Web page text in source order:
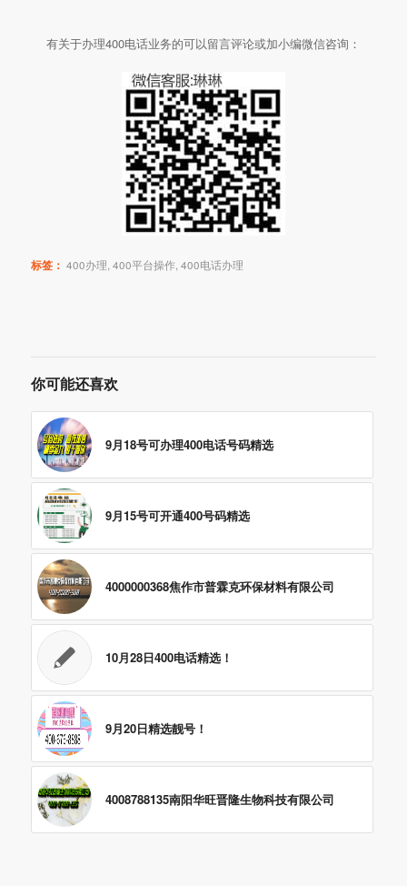
有关于办理400电话业务的可以留言评论或加小编微信咨询：
标签： 400办理 400平台操作 400电话办理
你可能还喜欢
9月18号可办理400电话号码精选
9月15号可开通400号码精选
4000000368焦作市普霖克环保材料有限公司
10月28日400电话精选！
9月20日精选靓号！
4008788135南阳华旺晋隆生物科技有限公司